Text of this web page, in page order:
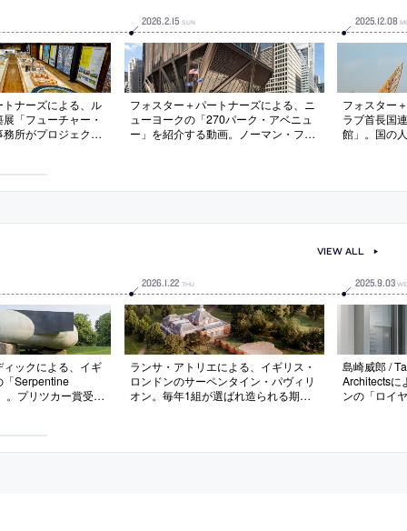
ナーズによる、ル
「フューチャー・
所がプロジェクト
パスト”や“フュー
などの4つのテーマ
2026.2.15 SUN
フォスター＋パートナーズによる、ニ
ューヨークの「270パーク・アベニュ
ー」を紹介する動画。ノーマン・フォ
2025.12.08
フォスター
ラブ首長国
館」。国の
の翼”を持つ
ィックによる、イギ
「Serpentine
プリツカー賞受賞
築の“原初的な読
シェルと石のパヴ
2026.1.22 THU
ランサ・アトリエによる、イギリス・
ロンドンのサーペンタイン・パヴィリ
オン。毎年1組が選ばれ造られる期間
徴とする建築を考案。光と風を導入し
2025.9.03
島崎威郎 /
Architectsに
ンの「ロイ
て其々の部
VIEW ALL